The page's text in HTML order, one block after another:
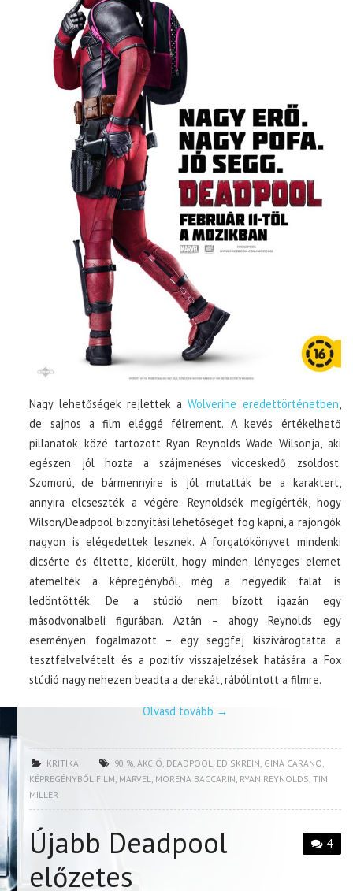
Nagy lehetőségek rejlettek aWolverine eredettörténetben,
de sajnos a film eléggé félrement. A kevés értékelhető
pillanatok közé tartozott Ryan Reynolds Wade Wilsonja, aki
egészen jól hozta a szájmenéses vicceskedő zsoldost.
Szomorú, de bármennyire is jól mutatták be a karaktert,
annyira elcseszték a végére. Reynoldsék megígérték, hogy
Wilson/Deadpool bizonyítási lehetőséget fog kapni, a rajongók
nagyon is elégedettek lesznek. A forgatókönyvet mindenki
dicsérte és éltette, kiderült, hogy minden lényeges elemet
átemelték a képregényből, még a negyedik falat is
ledöntötték. De a stúdió nem bízott igazán egy
másodvonalbeli figurában. Aztán – ahogy Reynolds egy
eseményen fogalmazott – egy seggfej kiszivárogtatta a
tesztfelvelvételt és a pozitív visszajelzések hatására a Fox
stúdió nagy nehezen beadta a derekát, rábólintott a filmre.
Olvasd tovább →
KRITIKA 90 % ,AKCIÓ DEADPOOL ED SKREIN GINA CARANO
KÉPREGÉNYBŐL FILM MARVEL MORENA BACCARIN RYAN REYNOLDS ,TIM
MILLER
4
Újabb Deadpool
előzetes